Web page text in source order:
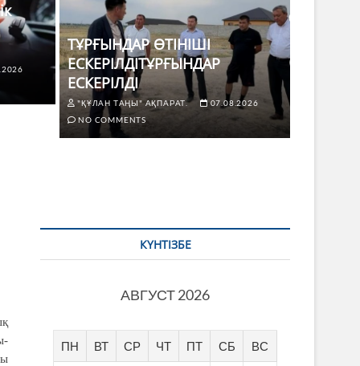
жүргізушілері үшін не
NO COMMENTS
ТҰРҒЫНДАР ӨТІНІШІ
ЕСКЕРІЛДІТҰРҒЫНДАР
ЕСКЕРІЛДІ
"ҚҰЛАН ТАҢЫ" АҚПАРАТ.
07.08.2026
NO COMMENTS
КҮНТІЗБЕ
АВГУСТ 2026
ПН ВТ СР ЧТ ПТ СБ ВС